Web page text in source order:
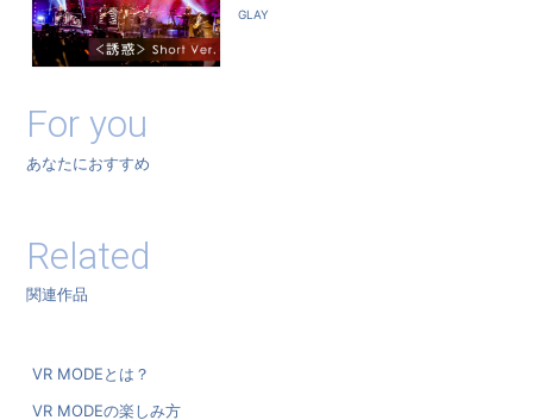
GLAY
For you
あなたにおすすめ
Related
関連作品
VR MODEとは？
VR MODEの楽しみ方